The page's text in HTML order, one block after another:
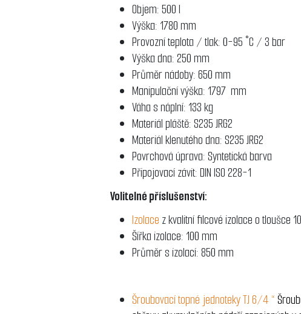
Objem: 500 l
Výška: 1780 mm
Provozní teplota / tlak: 0-95 °C / 3 bar
Výška dna: 250 mm
Průměr nádoby: 650 mm
Manipulační výška: 1797 mm
Váha s náplní: 133 kg
Materiál pláště: S235 JRG2
Materiál klenutého dna: S235 JRG2
Povrchová úprava: Syntetická barva
Připojovací závit: DIN ISO 228-1
Volitelné příslušenství:
Izolace z kvalitní filcové izolace o tloušce
Šířka izolace: 100 mm
Průměr s izolací: 850 mm
Šroubovací topné jednoteky TJ 6/4 “